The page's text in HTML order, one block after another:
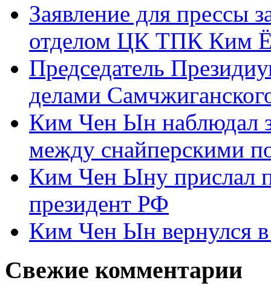
Заявление для прессы
отделом ЦК ТПК Ким
Председатель
делами
Ким Чен Ын наблюдал
между снайперскими
Ким Чен Ыну прислал
президент РФ
Ким Чен Ын вернулся
Свежие комментарии